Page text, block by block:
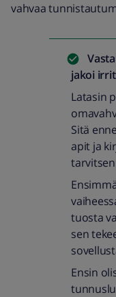
vahvaa
jakoi
Latasin
Sitä
apit ja
tuosta
sen
Ensin